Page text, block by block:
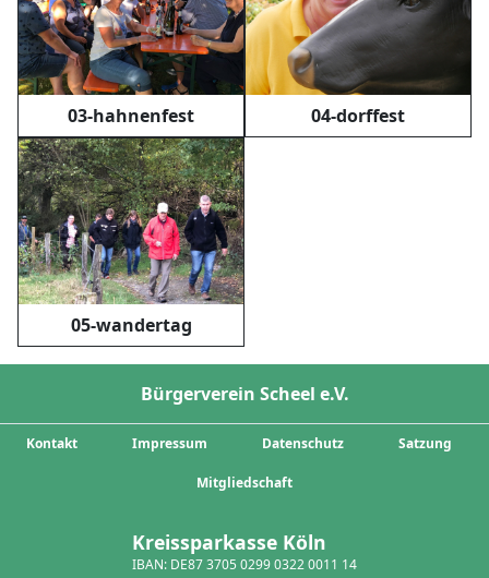
03-hahnenfest 04-dorffest
05-wandertag
Bürgerverein Scheel e.V.
Kontakt Impressum Datenschutz Satzung
Mitgliedschaft
Kreissparkasse Köln
IBAN: DE87 3705 0299 0322 0011 14